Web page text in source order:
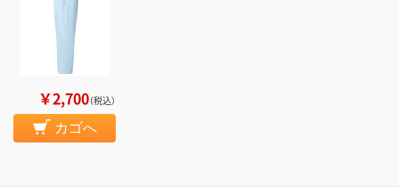
￥2,700（税込）
カゴへ